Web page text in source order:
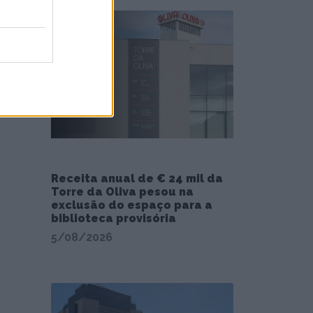
Receita anual de € 24 mil da
Torre da Oliva pesou na
exclusão do espaço para a
biblioteca provisória
5/08/2026